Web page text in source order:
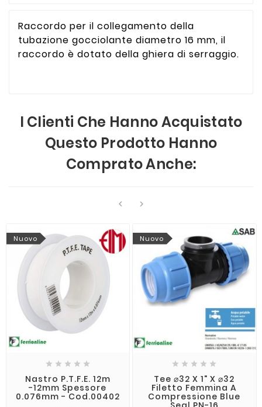
Raccordo per il collegamento della
tubazione gocciolante diametro 16 mm, il
raccordo è dotato della ghiera di serraggio.
I Clienti Che Hanno Acquistato
Questo Prodotto Hanno
Comprato Anche:
 
Nuovo
    
Nastro P.T.F.E. 12m
-12mm Spessore
0.076mm - Cod.00402
Nuovo
    
Tee ⌀32 X 1" X ⌀32
Filetto Femmina A
Compressione Blue